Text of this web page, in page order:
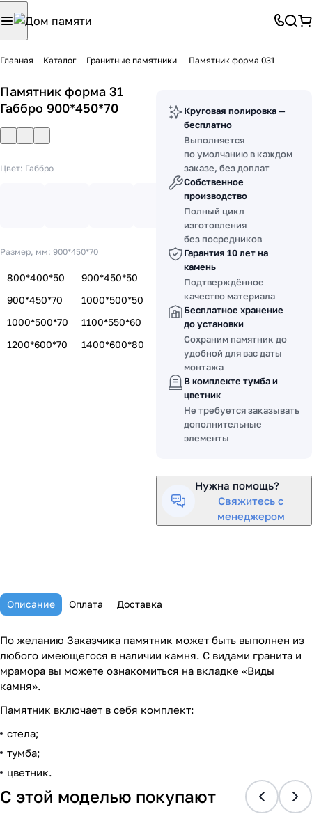
Главная Каталог Гранитные памятники Памятник форма 031
Памятник форма 31
Габбро 900*450*70
Цвет: Габбро
Размер, мм: 900*450*70
800*400*50
900*450*50
900*450*70
1000*500*50
1000*500*70
1100*550*60
1200*600*70
1400*600*80
Круговая полировка —
бесплатно
Выполняется
по умолчанию в каждом
заказе, без доплат
Собственное
производство
Полный цикл
изготовления
без посредников
Гарантия 10 лет на
камень
Подтверждённое
качество материала
Бесплатное хранение
до установки
Сохраним памятник до
удобной для вас даты
монтажа
В комплекте тумба и
цветник
Не требуется заказывать
дополнительные
элементы
Нужна помощь?
Свяжитесь с
менеджером
Описание Оплата Доставка
По желанию Заказчика памятник может быть выполнен из
любого имеющегося в наличии камня. С видами гранита и
мрамора вы можете ознакомиться на вкладке «Виды
камня».
Памятник включает в себя комплект:
стела;
тумба;
цветник.
С этой моделью покупают